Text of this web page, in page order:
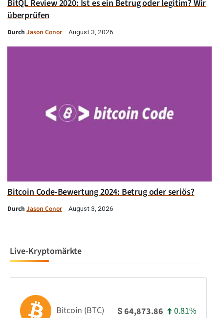
BitQL Review 2020: Ist es ein Betrug oder legitim? Wir
überprüfen
Durch Jason Conor August 3, 2026
Bitcoin Code-Bewertung 2024: Betrug oder seriös?
Durch Jason Conor August 3, 2026
Live-Kryptomärkte
Bitcoin (BTC) $64,873.86 0.81%